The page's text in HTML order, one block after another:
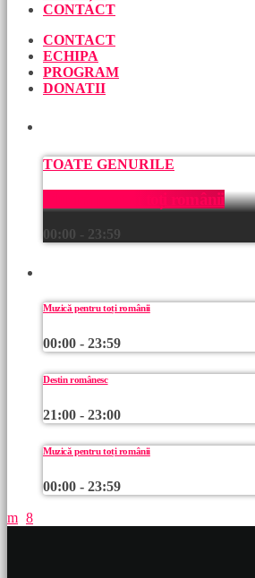
CONTACT
CONTACT
ECHIPA
PROGRAM
DONATII
TOATE GENURILE
Muzică pentru toți românii
00:00 - 23:59
Muzică pentru toți românii
00:00 - 23:59
Destin românesc
21:00 - 23:00
Muzică pentru toți românii
00:00 - 23:59